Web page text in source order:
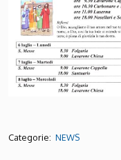
Categorie: NEWS